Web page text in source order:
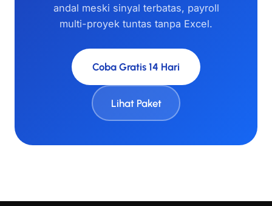
andal meski sinyal terbatas, payroll
multi-proyek tuntas tanpa Excel.
Coba Gratis 14 Hari
Lihat Paket